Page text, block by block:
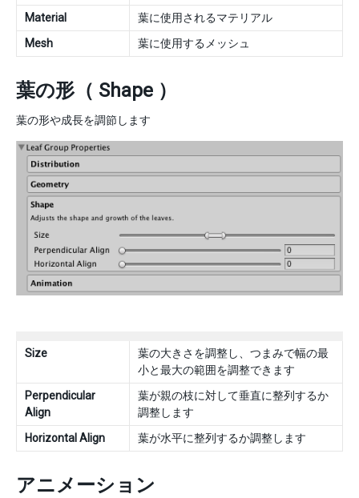
Material
葉に使用されるマテリアル
Mesh
葉に使用するメッシュ
葉の形（ Shape ）
葉の形や成長を調節します
Size
葉の大きさを調整し、つまみで幅の最
小と最大の範囲を調整できます
Perpendicular
Align
葉が親の枝に対して垂直に整列するか
調整します
Horizontal Align
葉が水平に整列するか調整します
アニメーション